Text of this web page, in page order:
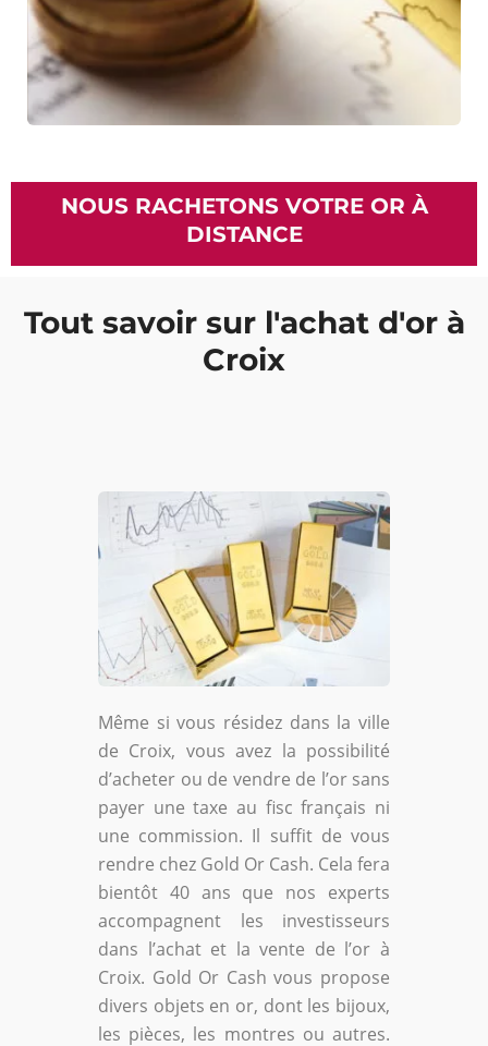
NOUS RACHETONS VOTRE OR À
DISTANCE
Tout savoir sur l'achat d'or à
Croix
Même si vous résidez dans la ville
de Croix, vous avez la possibilité
d’acheter ou de vendre de l’or sans
payer une taxe au fisc français ni
une commission. Il suffit de vous
rendre chez Gold Or Cash. Cela fera
bientôt 40 ans que nos experts
accompagnent les investisseurs
dans l’achat et la vente de l’or à
Croix. Gold Or Cash vous propose
divers objets en or, dont les bijoux,
les pièces, les montres ou autres.